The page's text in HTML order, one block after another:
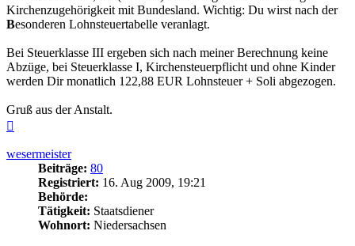
Kirchenzugehörigkeit mit Bundesland. Wichtig: Du wirst nach der
Besonderen Lohnsteuertabelle veranlagt.
Bei Steuerklasse III ergeben sich nach meiner Berechnung keine
Abzüge, bei Steuerklasse I, Kirchensteuerpflicht und ohne Kinder
werden Dir monatlich 122,88 EUR Lohnsteuer + Soli abgezogen.
Gruß aus der Anstalt.
wesermeister
Beiträge: 80
Registriert: 16. Aug 2009, 19:21
Behörde:
Tätigkeit: Staatsdiener
Wohnort: Niedersachsen